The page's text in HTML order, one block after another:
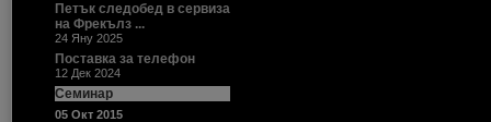
Петък следобед в сервиза
на Фрекълз ...
24 Яну 2025
Поставка за телефон
12 Дек 2024
Семинар
05 Окт 2015